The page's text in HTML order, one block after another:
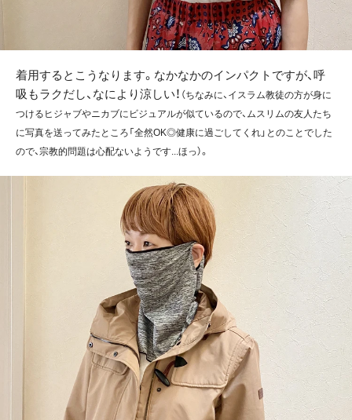
着用するとこうなります。なかなかのインパクトですが、呼
吸もラクだし、なにより涼しい！ （ちなみに、イスラム教徒の方が身に
つけるヒジャブやニカブにビジュアルが似ているので、ムスリムの友人たち
に写真を送ってみたところ「全然OK◎健康に過ごしてくれ」とのことでした
ので、宗教的問題は心配ないようです...ほっ）。